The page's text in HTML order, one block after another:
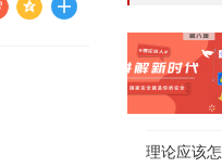
理论应该